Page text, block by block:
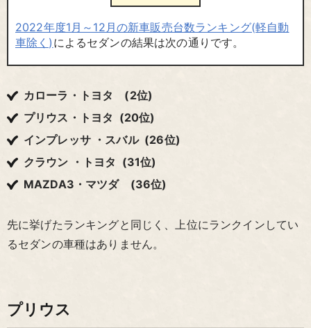
2022年度1月～12月の新車販売台数ランキング(軽自動
車除く) によるセダンの結果は次の通りです。
カローラ・トヨタ (2位)
プリウス・トヨタ (20位)
インプレッサ ・スバル (26位)
クラウン ・トヨタ (31位)
MAZDA3・マツダ (36位)
先に挙げたランキングと同じく、上位にランクインしてい
るセダンの車種はありません。
プリウス